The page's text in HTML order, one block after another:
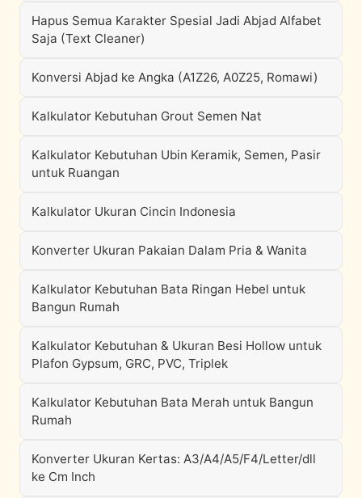
Hapus Semua Karakter Spesial Jadi Abjad Alfabet
Saja (Text Cleaner)
Konversi Abjad ke Angka (A1Z26, A0Z25, Romawi)
Kalkulator Kebutuhan Grout Semen Nat
Kalkulator Kebutuhan Ubin Keramik, Semen, Pasir
untuk Ruangan
Kalkulator Ukuran Cincin Indonesia
Konverter Ukuran Pakaian Dalam Pria & Wanita
Kalkulator Kebutuhan Bata Ringan Hebel untuk
Bangun Rumah
Kalkulator Kebutuhan & Ukuran Besi Hollow untuk
Plafon Gypsum, GRC, PVC, Triplek
Kalkulator Kebutuhan Bata Merah untuk Bangun
Rumah
Konverter Ukuran Kertas: A3/A4/A5/F4/Letter/dll
ke Cm Inch